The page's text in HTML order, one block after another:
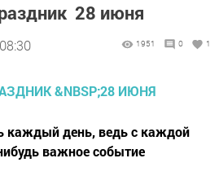
28 июня
1951 0 1
каждый день, ведь с каждой
важное событие